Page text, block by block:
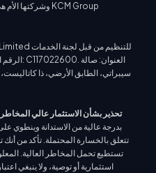
تحذير بشأن الاستثمار عالي
تتعلق بالخسارة المحتملة. تأكد من
تستطيع تحمل المخاطر العالية.
استثمارية أو توصية، ولا ينبغي